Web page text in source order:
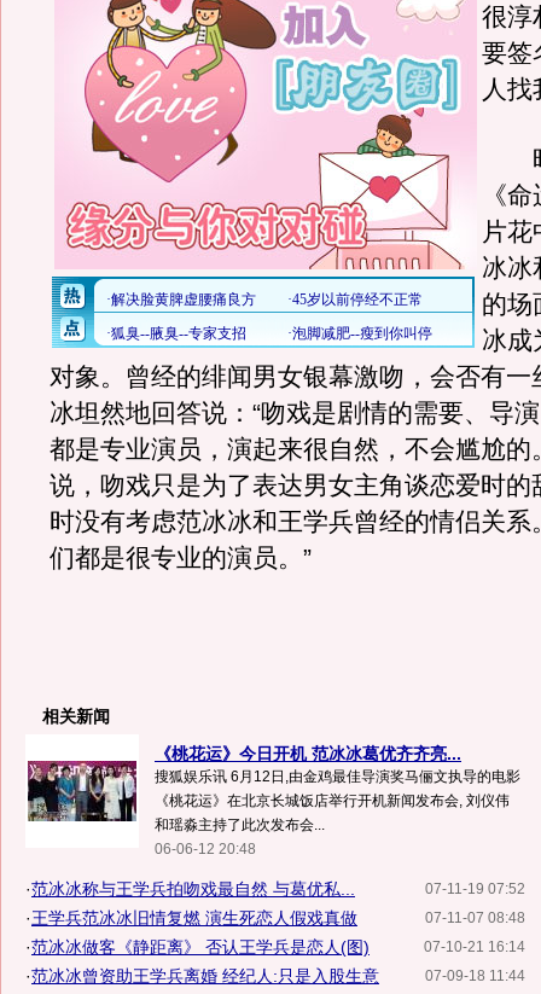
很淳
要签
人找
昨
《
片
冰冰
的场
冰成
对象。曾经的绯闻男女银幕激吻，会否有一
冰坦然地回答说：“吻戏是剧情的需要、导
都是专业演员，演起来很自然，不会尴尬的
说，吻戏只是为了表达男女主角谈恋爱时的
时没有考虑范冰冰和王学兵曾经的情侣关系
们都是很专业的演员。”
相关新闻
《桃花运》今日开机 范冰冰葛优齐齐亮...
搜狐娱乐讯 6月12日,由金鸡最佳导演奖马俪文执导的电影
《桃花运》在北京长城饭店举行开机新闻发布会, 刘仪伟
和瑶淼主持了此次发布会...
06-06-12 20:48
07-11-19 07:52
·范冰冰称与王学兵拍吻戏最自然 与葛优私...
07-11-07 08:48
·王学兵范冰冰旧情复燃 演生死恋人假戏真做
07-10-21 16:14
·范冰冰做客《静距离》 否认王学兵是恋人(图)
07-09-18 11:44
·范冰冰曾资助王学兵离婚 经纪人:只是入股生意